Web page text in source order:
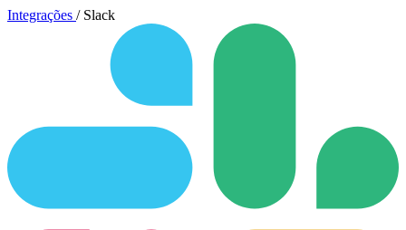
Integrações / Slack